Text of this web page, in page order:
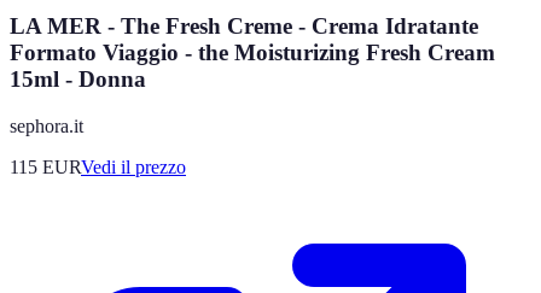
LA MER - The Fresh Creme - Crema Idratante
Formato Viaggio​ - the Moisturizing Fresh Cream
15ml - Donna
sephora.it
115 EURVedi il prezzo